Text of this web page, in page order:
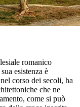
romanico
esistenza è
corso dei secoli, ha
che ne
come si può